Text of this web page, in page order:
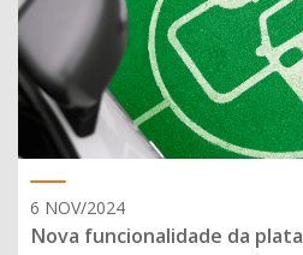
6 NOV/2024
Nova funcionalidade da